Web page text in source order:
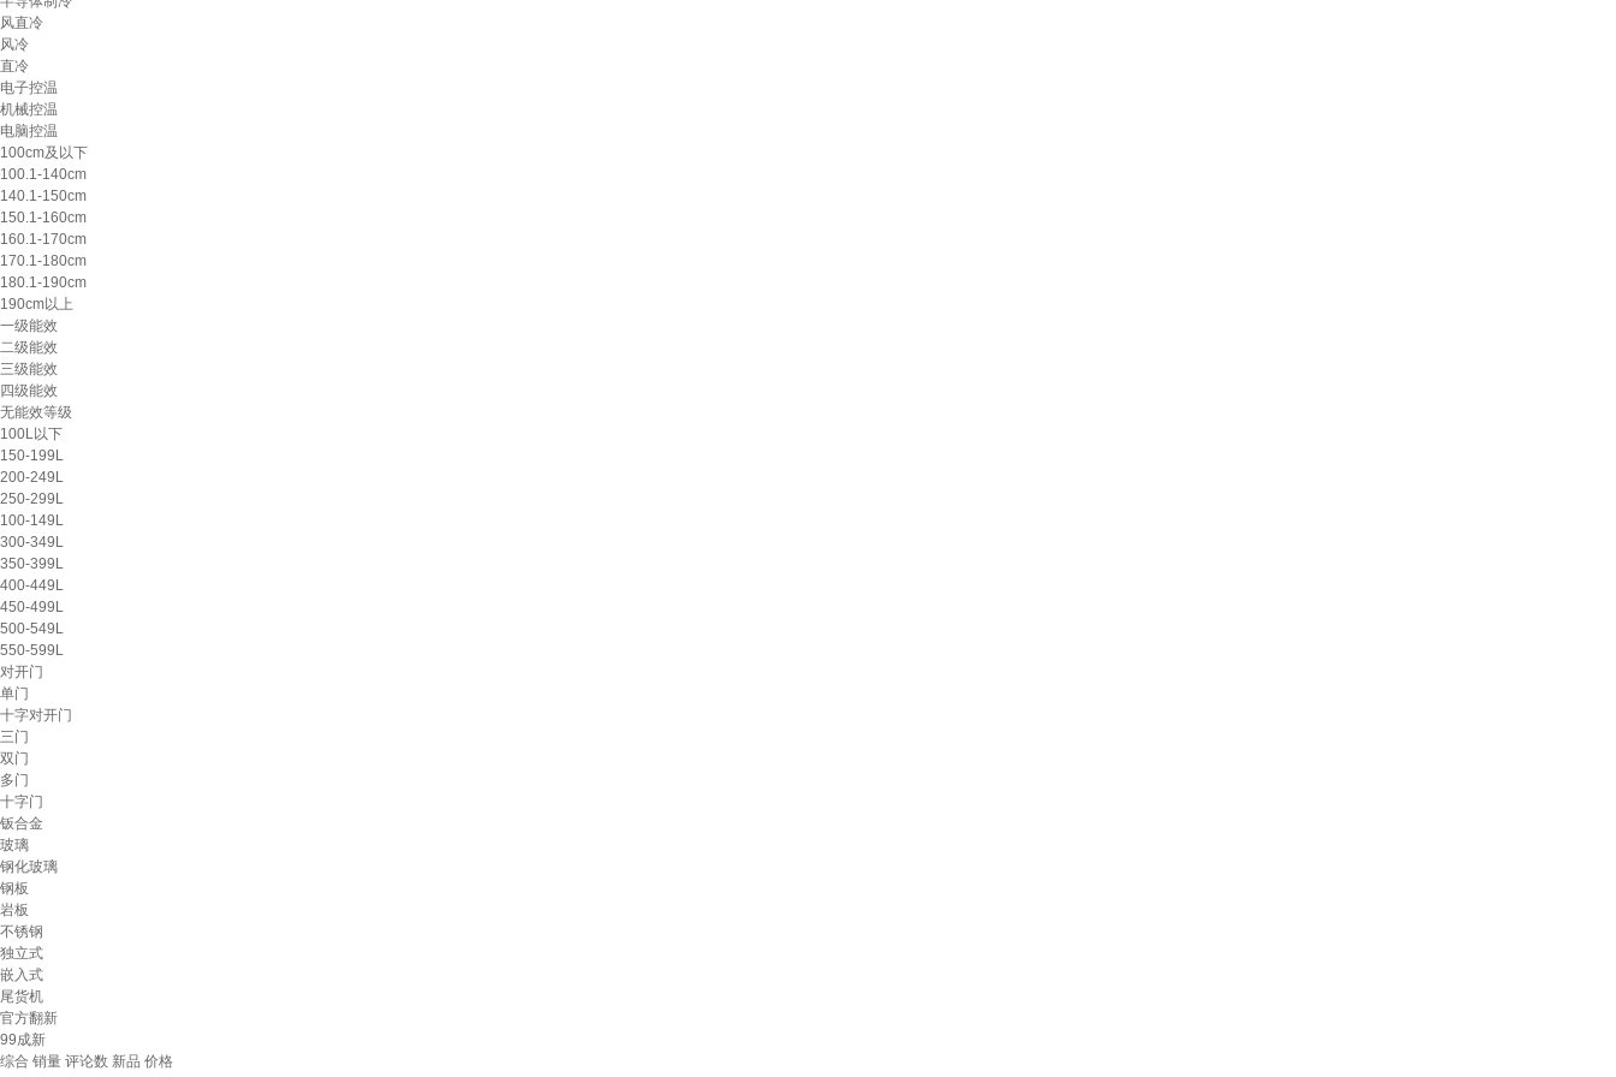
风直冷
风冷
直冷
电子控温
机械控温
电脑控温
100cm及以下
100.1-140cm
140.1-150cm
150.1-160cm
160.1-170cm
170.1-180cm
180.1-190cm
190cm以上
一级能效
二级能效
三级能效
四级能效
无能效等级
100L以下
150-199L
200-249L
250-299L
100-149L
300-349L
350-399L
400-449L
450-499L
500-549L
550-599L
对开门
单门
十字对开门
三门
双门
多门
十字门
钣合金
玻璃
钢化玻璃
钢板
岩板
不锈钢
独立式
嵌入式
尾货机
官方翻新
99成新
综合 销量 评论数 新品 价格